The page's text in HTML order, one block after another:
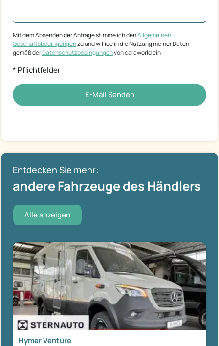
Mit dem Absenden der Anfrage stimme ich denAllgemeinen
Geschäftsbedingungenzu und willige in die Nutzung meiner Daten
gemäß derDatenschutzbedingungenvon caraworld ein
* Pflichtfelder
E-Mail Senden
Entdecken Sie mehr:
andere Fahrzeuge des Händlers
Alle anzeigen
Hymer Venture